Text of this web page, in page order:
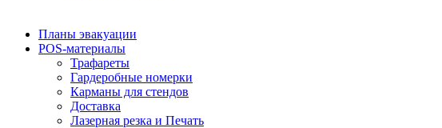
Планы эвакуации
POS-материалы
Трафареты
Гардеробные номерки
Карманы для стендов
Доставка
Лазерная резка и Печать